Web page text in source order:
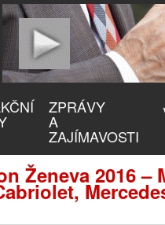
ZPRÁVY
A
ZAJÍMAVOSTI
Ženeva 2016 –